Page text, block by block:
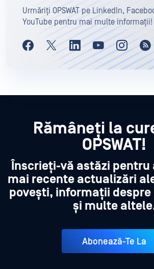
Urmăriți OPSWAT pe LinkedIn,
YouTube pentru mai multe informații!
Rămâneți la
OPSWAT!
Înscrieți-vă astăzi pentru
mai recente actualizări
povești, informații
și multe
Abonează-Te La